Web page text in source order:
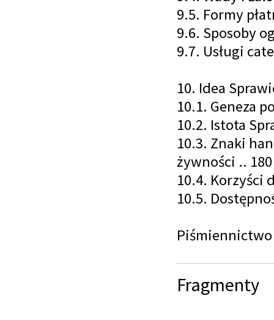
9.5. Formy
9.6. Sposoby
9.7. Usługi
10. Idea
10.1. Geneza
10.2. Istota
10.3. Znaki
żywności .. 180
10.4. Korzyści
10.5.
Piśmiennictwo
Fragmenty